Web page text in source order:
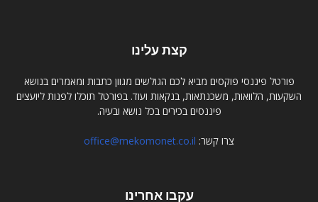
קצת עלינו
פורטל פיננסי פוקסים מביא לכם הגולשים מגוון כתבות ומאמרים בנושא
השקעות, הלוואות, משכנתאות, בנקאות ועוד. בפורטל תוכלו לפנות ליועצים
פיננסים בכירים בכל נושא ובעיה.
צרו קשר: office@mekomonet.co.il
עקבו אחרינו